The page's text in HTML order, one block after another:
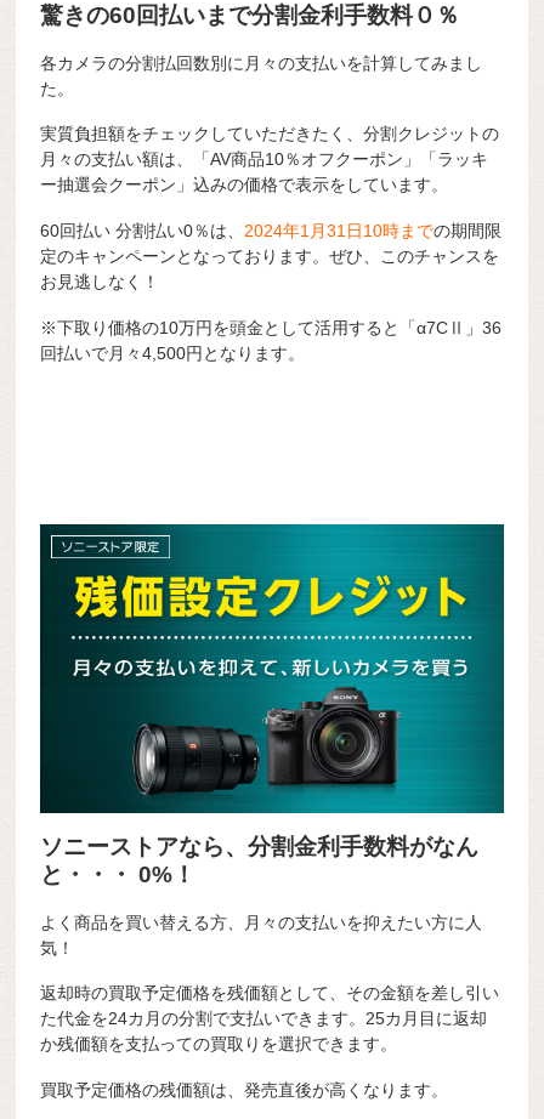
驚きの60回払いまで分割金利手数料０％
各カメラの分割払回数別に月々の支払いを計算してみまし
た。
実質負担額をチェックしていただきたく、分割クレジットの
月々の支払い額は、「AV商品10％オフクーポン」「ラッキ
ー抽選会クーポン」込みの価格で表示をしています。
60回払い 分割払い0％は、 2024年1月31日10時までの期間限
定のキャンペーンとなっております。ぜひ、このチャンスを
お見逃しなく！
※下取り価格の10万円を頭金として活用すると「α7CⅡ」36
回払いで月々4,500円となります。
ソニーストアなら、分割金利手数料がなん
と・・・ 0%！
よく商品を買い替える方、月々の支払いを抑えたい方に人
気！
返却時の買取予定価格を残価額として、その金額を差し引い
た代金を24カ月の分割で支払いできます。25カ月目に返却
か残価額を支払っての買取りを選択できます。
買取予定価格の残価額は、発売直後が高くなります。